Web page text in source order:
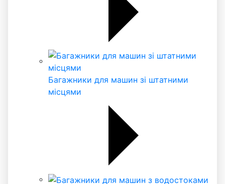
Багажники для машин зі штатними
місцями